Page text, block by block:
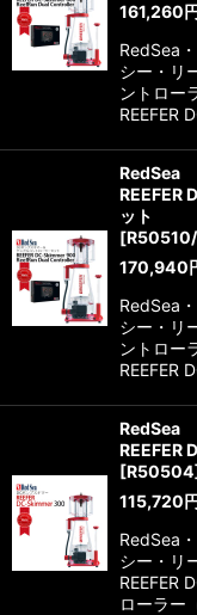
161,260
RedSea
シー・リ
ントロー
REEFER
RedSea
REEFER
ット
[
170,940
RedSea
シー・リ
ントロー
REEFER
RedSea
REEFER
[R50504
115,720
RedSea
シー・リ
REEFER
ローラー